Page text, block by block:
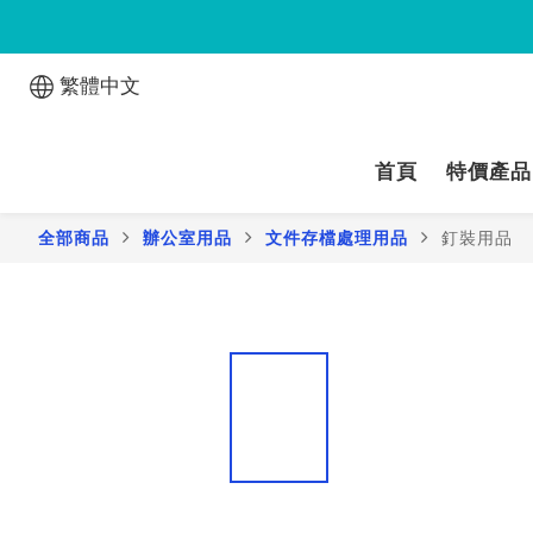
繁體中文
首頁 特價產品
全部商品 辦公室用品 文件存檔處理用品 釘裝用品